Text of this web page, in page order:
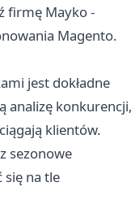
firmę Mayko -
Magento.
jest dokładne
analizę konkurencji,
klientów.
sezonowe
na tle